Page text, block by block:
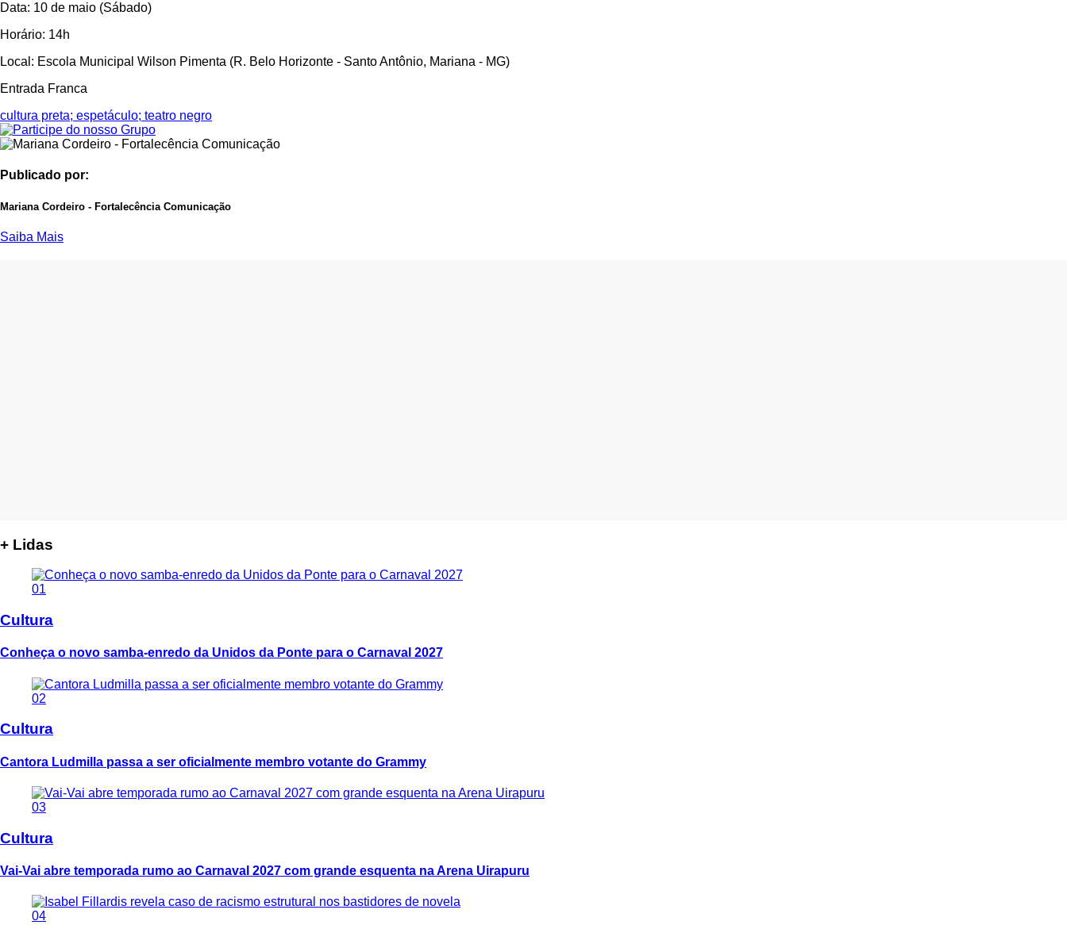
Data: 10 de maio (Sábado)
Horário: 14h
Local: Escola Municipal Wilson Pimenta (R. Belo Horizonte - Santo Antônio, Mariana - MG)
Entrada Franca
cultura preta; espetáculo; teatro negro
Publicado por:
Mariana Cordeiro - Fortalecência Comunicação
Saiba Mais
+ Lidas
01
Cultura
Conheça o novo samba-enredo da Unidos da Ponte para o Carnaval 2027
02
Cultura
Cantora Ludmilla passa a ser oficialmente membro votante do Grammy
03
Cultura
Vai-Vai abre temporada rumo ao Carnaval 2027 com grande esquenta na Arena Uirapuru
04